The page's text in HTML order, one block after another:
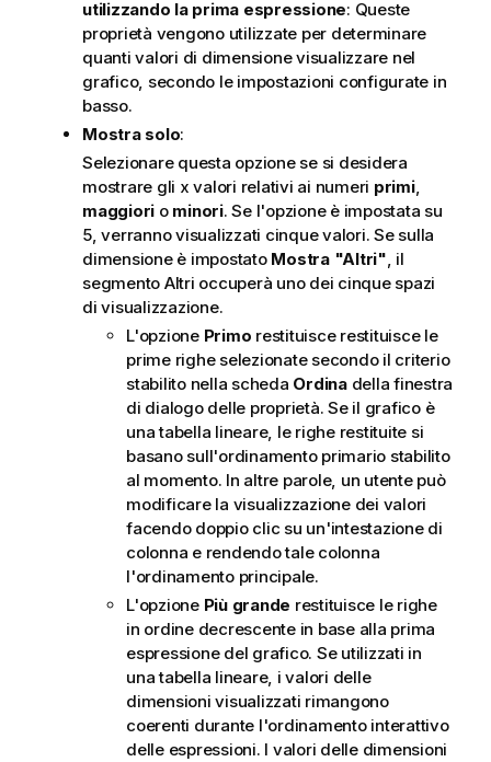
utilizzando la prima espressione: Queste
proprietà vengono utilizzate per determinare
quanti valori di dimensione visualizzare nel
grafico, secondo le impostazioni configurate in
basso.
Mostra solo:
Selezionare questa opzione se si desidera
mostrare gli x valori relativi ai numeri primi,
maggiori o minori. Se l'opzione è impostata su
5, verranno visualizzati cinque valori. Se sulla
dimensione è impostato Mostra "Altri" , il
segmento Altri occuperà uno dei cinque spazi
di visualizzazione.
L'opzione Primo restituisce restituisce le
prime righe selezionate secondo il criterio
stabilito nella scheda Ordinadella finestra
di dialogo delle proprietà. Se il grafico è
una tabella lineare, le righe restituite si
basano sull'ordinamento primario stabilito
al momento. In altre parole, un utente può
modificare la visualizzazione dei valori
facendo doppio clic su un'intestazione di
colonna e rendendo tale colonna
l'ordinamento principale.
L'opzione Più grande restituisce le righe
in ordine decrescente in base alla prima
espressione del grafico. Se utilizzati in
una tabella lineare, i valori delle
dimensioni visualizzati rimangono
coerenti durante l'ordinamento interattivo
delle espressioni. I valori delle dimensioni